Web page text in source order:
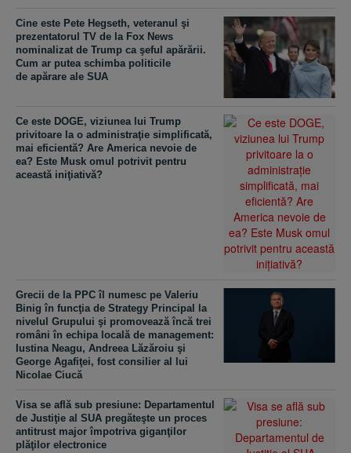
Cine este Pete Hegseth, veteranul şi
prezentatorul TV de la Fox News
nominalizat de Trump ca şeful apărării.
Cum ar putea schimba politicile
de apărare ale SUA
Ce este DOGE, viziunea lui Trump
privitoare la o administraţie simplificată,
mai eficientă? Are America nevoie de
ea? Este Musk omul potrivit pentru
această iniţiativă?
Grecii de la PPC îl numesc pe Valeriu
Binig în funcţia de Strategy Principal la
nivelul Grupului şi promovează încă trei
români în echipa locală de management:
Iustina Neagu, Andreea Lăzăroiu şi
George Agafiţei, fost consilier al lui
Nicolae Ciucă
Visa se află sub presiune: Departamentul
de Justiţie al SUA pregăteşte un proces
antitrust major împotriva giganţilor
plăţilor electronice